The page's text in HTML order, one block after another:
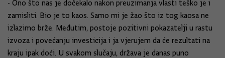
- Ono što nas je dočekalo nakon preuzimanja vlasti teško je i
zamisliti. Bio je to kaos. Samo mi je žao što iz tog kaosa ne
izlazimo brže. Međutim, postoje pozitivni pokazatelji u rastu
izvoza i povećanju investicija i ja vjerujem da će rezultati na
kraju ipak doći. U svakom slučaju, država je danas puno